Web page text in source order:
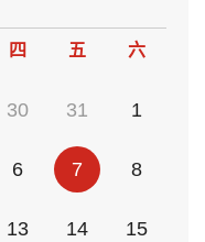
四 五 六
30 31 1
6 7 8
13 14 15